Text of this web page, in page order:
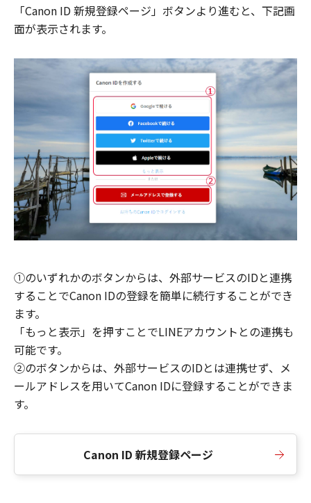
「Canon ID 新規登録ページ」ボタンより進むと、下記画
面が表示されます。
①のいずれかのボタンからは、外部サービスのIDと連携
することでCanon IDの登録を簡単に続行することができ
ます。
「もっと表示」を押すことでLINEアカウントとの連携も
可能です。
②のボタンからは、外部サービスのIDとは連携せず、メ
ールアドレスを用いてCanon IDに登録することができま
す。
Canon ID 新規登録ページ